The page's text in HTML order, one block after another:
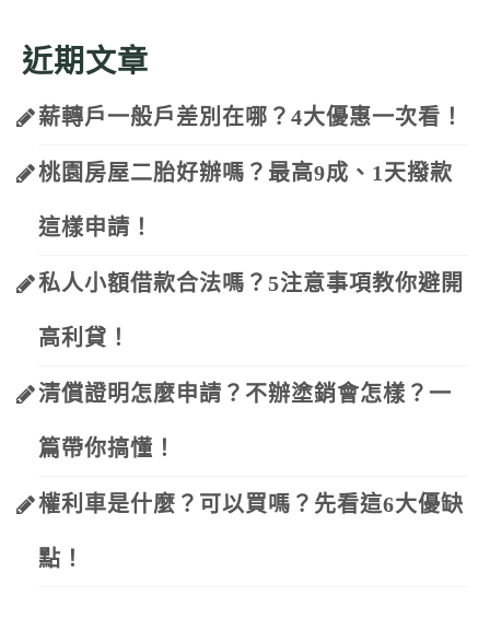
近期文章
薪轉戶一般戶差別在哪？4大優惠一次看！
桃園房屋二胎好辦嗎？最高9成、1天撥款
這樣申請！
私人小額借款合法嗎？5注意事項教你避開
高利貸！
清償證明怎麼申請？不辦塗銷會怎樣？一
篇帶你搞懂！
權利車是什麼？可以買嗎？先看這6大優缺
點！